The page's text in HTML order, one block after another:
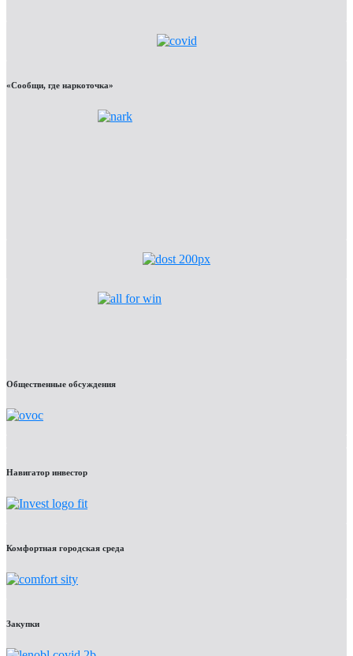
«Сообщи, где наркоточка»
Общественные обсуждения
Навигатор инвестор
Комфортная городская среда
Закупки